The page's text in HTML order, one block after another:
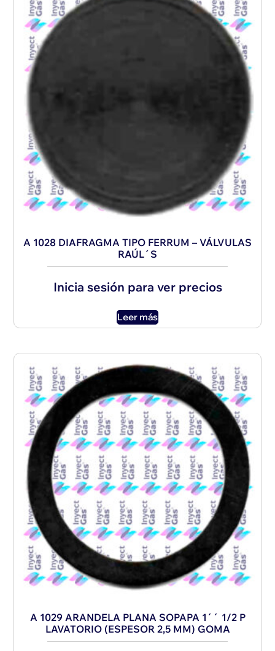
A 1028 DIAFRAGMA TIPO FERRUM – VÁLVULAS
RAÚL´S
Inicia sesión para ver precios
Leer más
A 1029 ARANDELA PLANA SOPAPA 1´´ 1/2 P
LAVATORIO (ESPESOR 2,5 MM) GOMA